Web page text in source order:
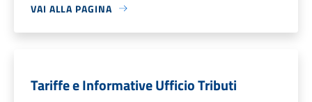
VAI ALLA PAGINA
Tariffe e Informative Ufficio Tributi